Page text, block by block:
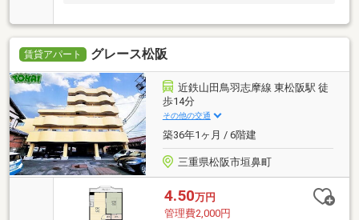
賃貸アパート グレース松阪
近鉄山田鳥羽志摩線 東松阪駅 徒
歩14分
その他の交通
築36年1ヶ月 / 6階建
三重県松阪市垣鼻町
4.50万円
管理費2,000円